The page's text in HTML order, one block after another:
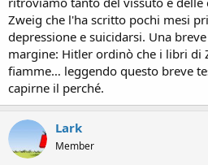
Zweig che l'ha scritto pochi mesi
depressione e suicidarsi. Una
margine: Hitler ordinò che i libri di
fiamme… leggendo questo breve
capirne il perché.
Lark
Member